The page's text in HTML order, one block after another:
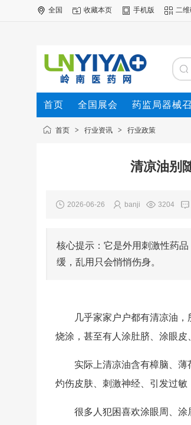
全国 收藏本页 手机版 二
首页 全国展会 药监局器械
首页 > 行业资讯 > 行业政策
清凉油别
2026-06-26 banji 3204
核心提示：它是外用刺激性药
缓，乱用只会悄悄伤身。
几乎家家户户都有清凉油
烧涂，甚至有人涂肚脐、涂眼皮
实际上清凉油含有樟脑、薄
灼伤皮肤、刺激神经、引发过敏
很多人犯困喜欢涂眼周、涂